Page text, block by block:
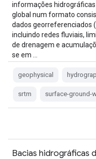
informações
global num formato
dados georreferenciados
incluindo redes fluviais,
de drenagem e
se em …
geophysical
srtm surface-ground-
Bacias hidrográficas